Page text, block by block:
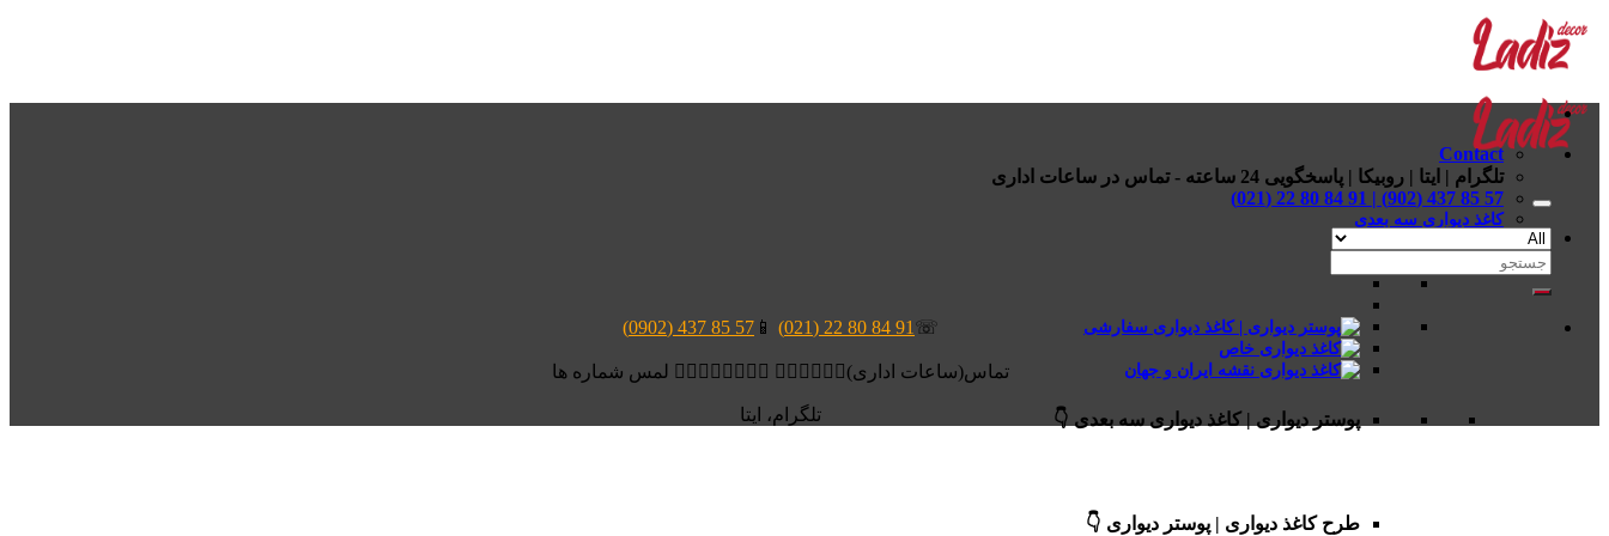
Skip
content
کاغذ دیواری سه بعدی
پوستر دیواری | کاغذ دیواری سه بعدی 👇
طرح کاغذ دیواری | پوستر دیواری 👇
Contact
تلگرام | ایتا | روبیکا | پاسخگویی 24 ساعته - تماس در ساعات اداری
57 85 437 (902) | 91 84 80 22 (021)
جستجو
برای:
☏
91 84 80 22 (021)
📱
57 85 437 (0902)
تماس(ساعات اداری)👆🏻👆🏻👆🏻 👆🏻👆🏻👆🏻👆🏻 لمس شماره ها
تلگرام، ایتا